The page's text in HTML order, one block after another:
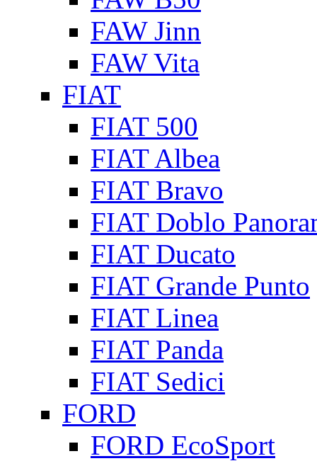
FAW Jinn
FAW Vita
FIAT
FIAT 500
FIAT Albea
FIAT Bravo
FIAT Doblo
FIAT Ducato
FIAT Grande Punto
FIAT Linea
FIAT Panda
FIAT Sedici
FORD
FORD EcoSport